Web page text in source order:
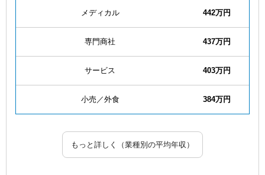
メディカル 442万円
専門商社 437万円
サービス 403万円
小売／外食 384万円
もっと詳しく（業種別の平均年収）